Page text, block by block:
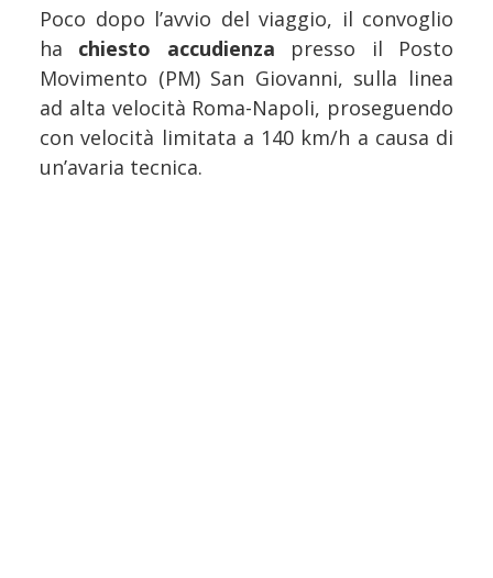
Poco dopo l’avvio del viaggio, il convoglio
ha chiesto accudienza presso il Posto
Movimento (PM) San Giovanni, sulla linea
ad alta velocità Roma-Napoli, proseguendo
con velocità limitata a 140 km/h a causa di
un’avaria tecnica.